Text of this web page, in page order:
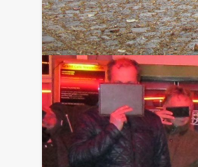
Tip:
Niet telkens uw knip
persoon per uur (excl.
onbeperkt kunt genieten
achteraf niet voor
Dit uitje kan je ook met
in Antwerpen.